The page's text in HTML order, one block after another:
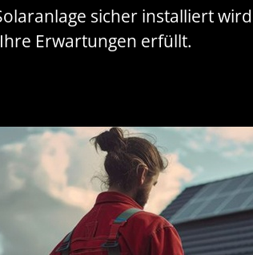
sicher installiert
Erwartungen erfüllt.